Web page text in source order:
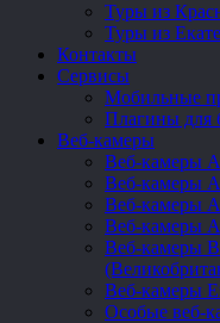
Туры из
Туры из
Контакты
Сервисы
Мобильные
Плагины для
Веб-камеры
Веб-камеры
Веб-камеры
Веб-камеры
Веб-камеры
Веб-камеры
Веб-камеры
Особые веб-